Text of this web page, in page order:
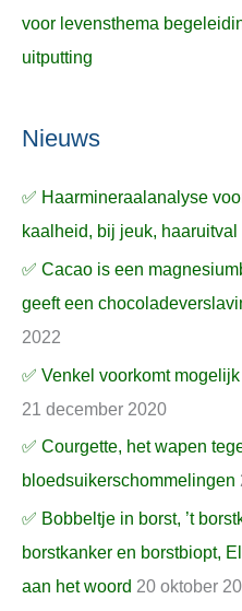
voor levensthema
uitputting
Nieuws
✅ Haarmineraalanalyse
kaalheid, bij jeuk, haaruitval
✅ Cacao is een
geeft een
2022
✅ Venkel voorkomt
21 december 2020
✅ Courgette, het wapen
bloedsuikerschommelingen
✅ Bobbeltje in borst, ’t
borstkanker en borstbiopt,
aan het woord 20 oktober